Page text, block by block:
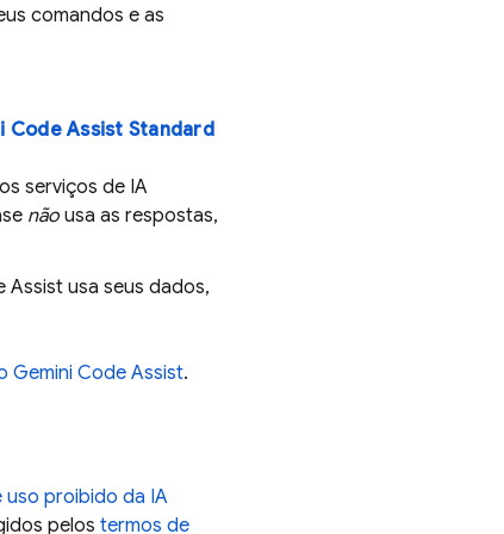
comandos e as
Code Assist Standard
serviços de IA
não usa as respostas,
Assist usa seus dados,
Gemini Code Assist.
uso proibido da IA
pelos termos de